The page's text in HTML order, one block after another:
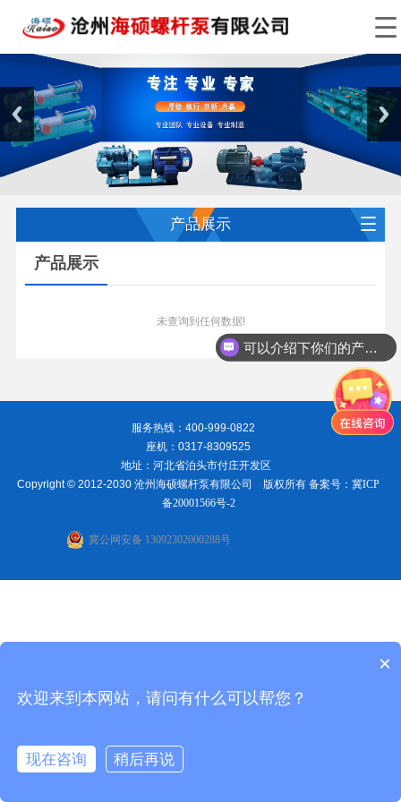
可以介绍下你们的产品么？
×
欢迎来到本网站，请问有什么可以帮您？
现在咨询
稍后再说
在线咨询
产品展示
产品展示
未查询到任何数据!
服务热线：400-999-0822
座机：0317-8309525
地址：河北省泊头市付庄开发区
Copyright © 2012-2030 沧州海硕螺杆泵有限公司 版权所有 备案号：冀ICP
备20001566号-2
冀公网安备 13092302000288号